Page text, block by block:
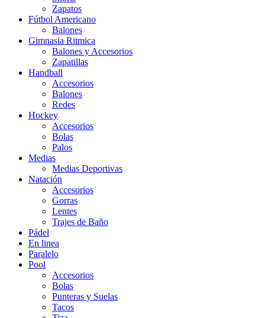
Zapatos
Fútbol Americano
Balones
Gimnasia Ritmica
Balones y Accesorios
Zapatillas
Handball
Accesorios
Balones
Redes
Hockey
Accesorios
Bolas
Palos
Medias
Medias Deportivas
Natación
Accesorios
Gorras
Lentes
Trajes de Baño
Pádel
En linea
Paralelo
Pool
Accesorios
Bolas
Punteras y Suelas
Tacos